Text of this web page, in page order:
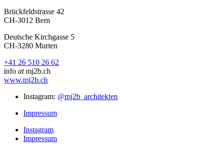
Brückfeldstrasse 42
CH-3012 Bern
Deutsche Kirchgasse 5
CH-3280 Murten
+41 26 510 26 62
info atmj2b.ch
www.mj2b.ch
Instagram: @mj2b_architekten
Impressum
Instagram
Impressum